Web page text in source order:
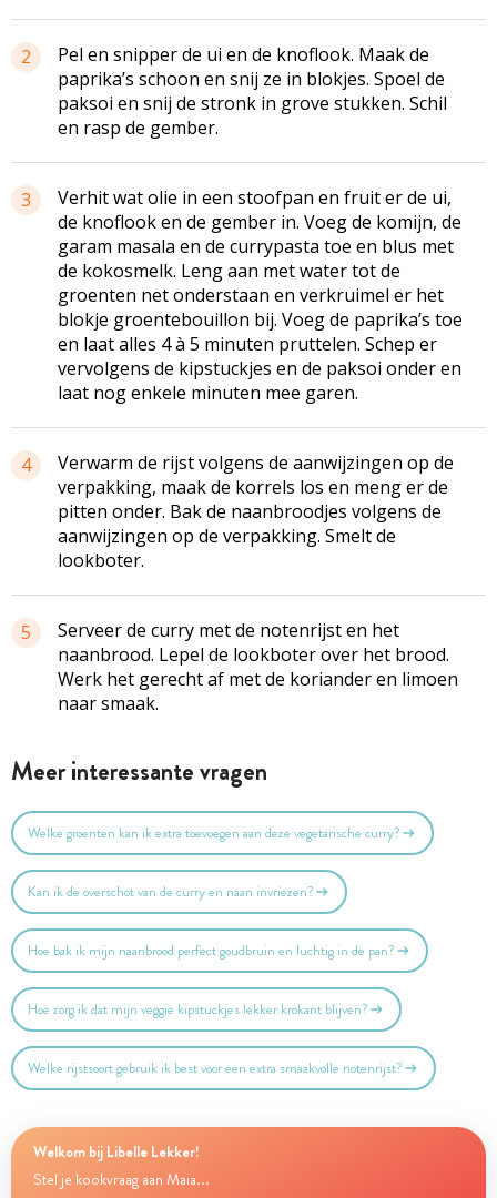
2
Pel en snipper de ui en de knoflook. Maak de
paprika’s schoon en snij ze in blokjes. Spoel de
paksoi en snij de stronk in grove stukken. Schil
en rasp de gember.
3
Verhit wat olie in een stoofpan en fruit er de ui,
de knoflook en de gember in. Voeg de komijn, de
garam masala en de currypasta toe en blus met
de kokosmelk. Leng aan met water tot de
groenten net onderstaan en verkruimel er het
blokje groentebouillon bij. Voeg de paprika’s toe
en laat alles 4 à 5 minuten pruttelen. Schep er
vervolgens de kipstuckjes en de paksoi onder en
laat nog enkele minuten mee garen.
4
Verwarm de rijst volgens de aanwijzingen op de
verpakking, maak de korrels los en meng er de
pitten onder. Bak de naanbroodjes volgens de
aanwijzingen op de verpakking. Smelt de
lookboter.
5
Serveer de curry met de notenrijst en het
naanbrood. Lepel de lookboter over het brood.
Werk het gerecht af met de koriander en limoen
naar smaak.
Meer interessante vragen
Welke groenten kan ik extra toevoegen aan deze vegetarische curry?
Kan ik de overschot van de curry en naan invriezen?
Hoe bak ik mijn naanbrood perfect goudbruin en luchtig in de pan?
Hoe zorg ik dat mijn veggie kipstuckjes lekker krokant blijven?
Welke rijstsoort gebruik ik best voor een extra smaakvolle notenrijst?
Welkom bij Libelle Lekker!
Stel je kookvraag aan Maia...